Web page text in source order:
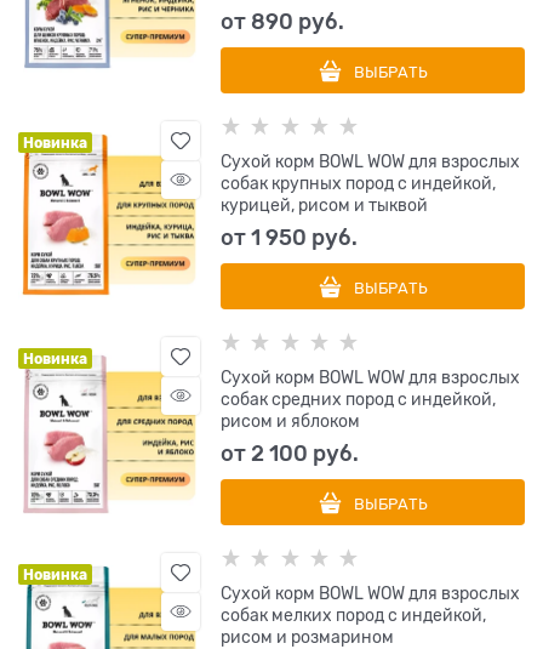
от 890 руб.
ВЫБРАТЬ
Новинка
Сухой корм BOWL WOW для взрослых
собак крупных пород с индейкой,
курицей, рисом и тыквой
от1 950 руб.
ВЫБРАТЬ
Новинка
Сухой корм BOWL WOW для взрослых
собак средних пород с индейкой,
рисом и яблоком
от2 100 руб.
ВЫБРАТЬ
Новинка
Сухой корм BOWL WOW для взрослых
собак мелких пород с индейкой,
рисом и розмарином